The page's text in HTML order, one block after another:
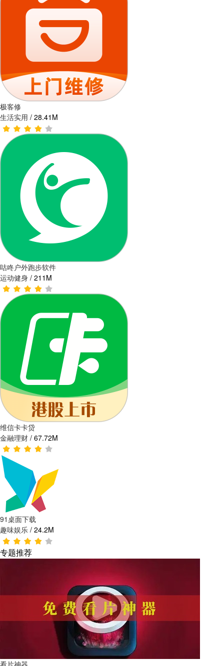
极客修
生活实用 / 28.41M
咕咚户外跑步软件
运动健身 / 211M
维信卡卡贷
金融理财 / 67.72M
91桌面下载
趣味娱乐 / 24.2M
专题推荐
看片神器